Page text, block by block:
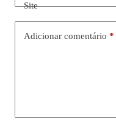
Site
Adicionar comentário *